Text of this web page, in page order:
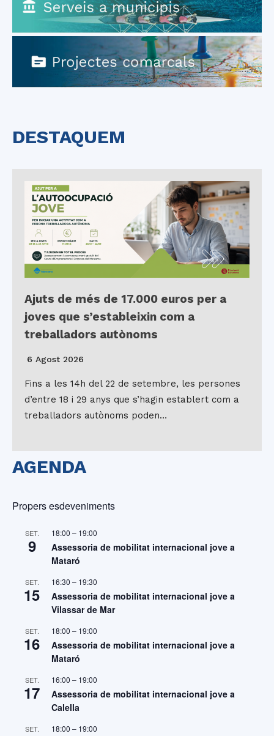
DESTAQUEM
Ajuts de més de 17.000 euros per a
joves que s’estableixin com a
treballadors autònoms
6 Agost 2026
Fins a les 14h del 22 de setembre, les persones
d’entre 18 i 29 anys que s’hagin establert com a
treballadors autònoms poden…
AGENDA
Propers esdeveniments
SET.
9
18:00 – 19:00
Assessoria de mobilitat internacional jove a
Mataró
SET.
15
16:30 – 19:30
Assessoria de mobilitat internacional jove a
Vilassar de Mar
SET.
16
18:00 – 19:00
Assessoria de mobilitat internacional jove a
Mataró
SET.
17
16:00 – 19:00
Assessoria de mobilitat internacional jove a
Calella
SET. 18:00 – 19:00